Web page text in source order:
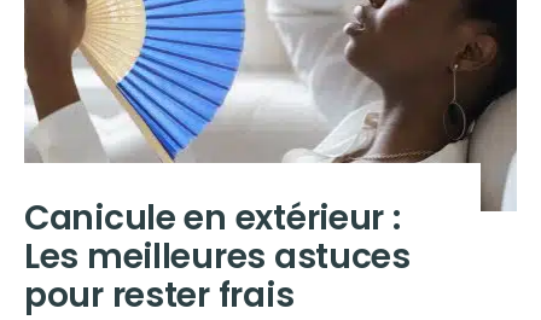
Canicule en extérieur :
Les meilleures astuces
pour rester frais